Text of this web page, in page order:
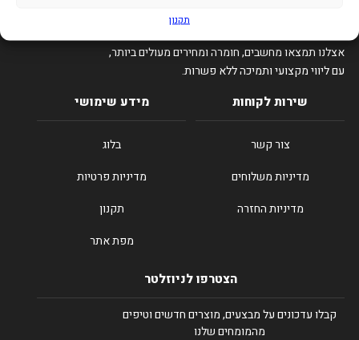
תקנון
אצלנו תמצאו מחשבים, חומרה ומחירים מעולים ביותר,
עם ליווי מקצועי ותמיכה ללא פשרות.
שירות לקוחות
צור קשר
מדיניות משלוחים
מדיניות החזרה
מידע שימושי
בלוג
מדיניות פרטיות
תקנון
מפת אתר
הצטרפו לניוזלטר
קבלו עדכונים על מבצעים, מוצרים חדשים וטיפים
מהמומחים שלנו